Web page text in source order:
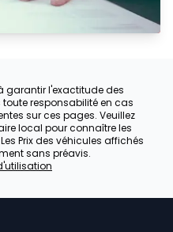
garantir l'exactitude des
responsabilité en cas
sur ces pages. Veuillez
local pour connaître les
Prix des véhicules affichés
sans préavis.